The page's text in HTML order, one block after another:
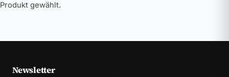
Produkt gewählt.
Newsletter